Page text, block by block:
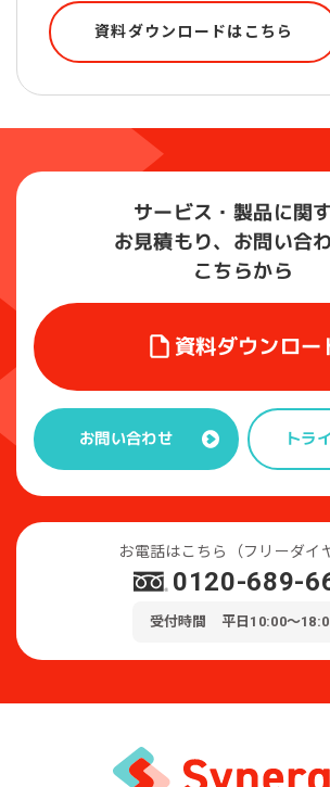
資料ダウンロードはこちら
サービス・製品に関
お見積もり、お問い合
こちらから
資料ダウンロー
お問い合わせ トラ
お電話はこちら（フリーダイ
0120-689-
受付時間 平日10:00～